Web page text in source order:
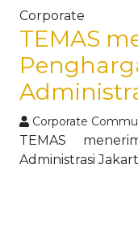
Corporate
TEMAS
Corporate
TEMAS
Administrasi